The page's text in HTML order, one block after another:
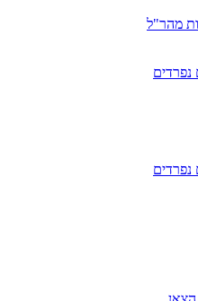
מהר"ל
נפרדים
נפרדים